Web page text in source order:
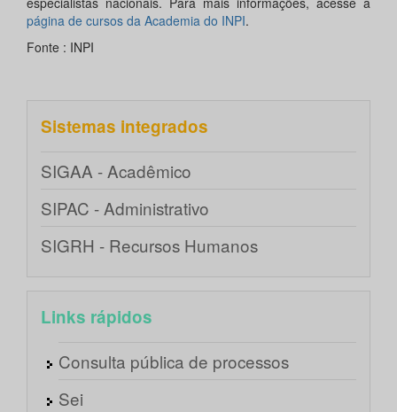
página de cursos da Academia do INPI.
Fonte : INPI
Sistemas integrados
SIGAA - Acadêmico
SIPAC - Administrativo
SIGRH - Recursos Humanos
Links rápidos
Consulta pública de processos
Sei